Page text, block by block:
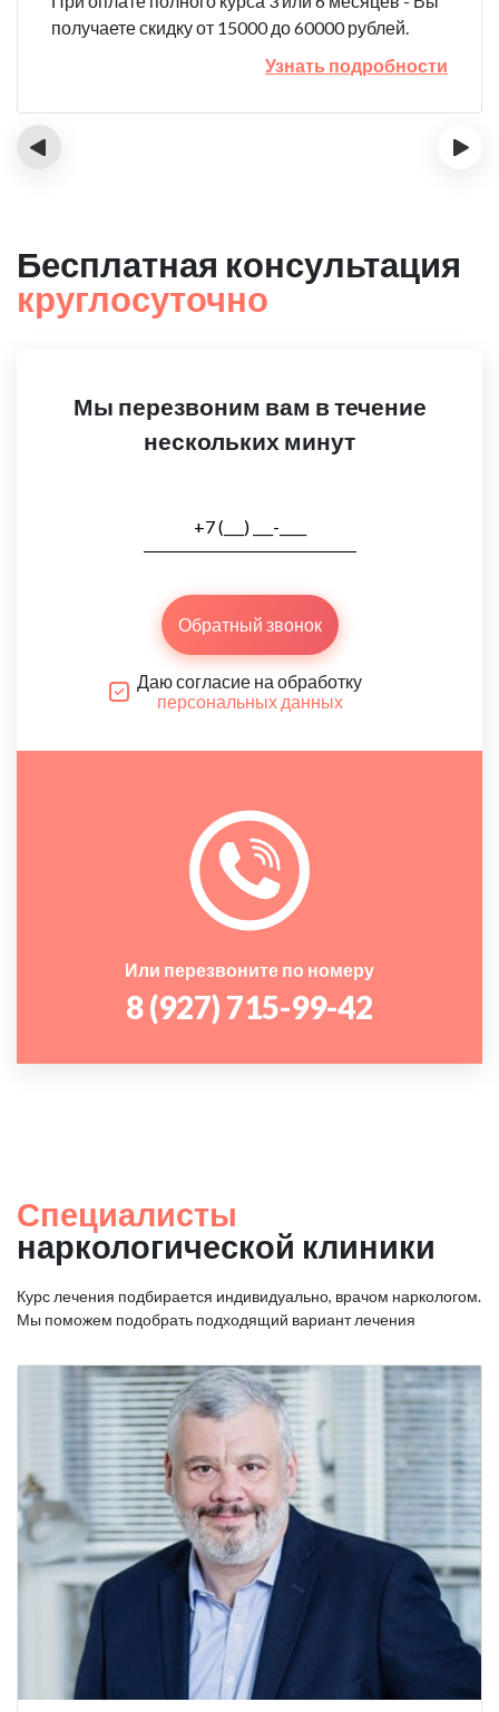
получаете скидку от 15000 до 60000 рублей.
Узнать подробности
‹ ›
Бесплатная консультация
круглосуточно
Мы перезвоним вам в течение
нескольких минут
Обратный звонок
Даю согласие на обработку
персональных данных
Или перезвоните по номеру
8 (927) 715-99-42
Специалисты
наркологической клиники
Курс лечения подбирается индивидуально, врачом наркологом.
Мы поможем подобрать подходящий вариант лечения